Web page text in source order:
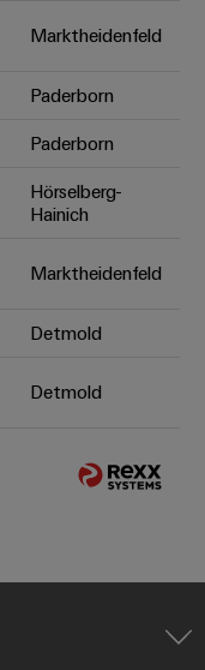
neuen Niveau
schnell
Marktheidenfeld
Paderborn
Paderborn
Hörselberg-
Hainich
Marktheidenfeld
Detmold
Detmold